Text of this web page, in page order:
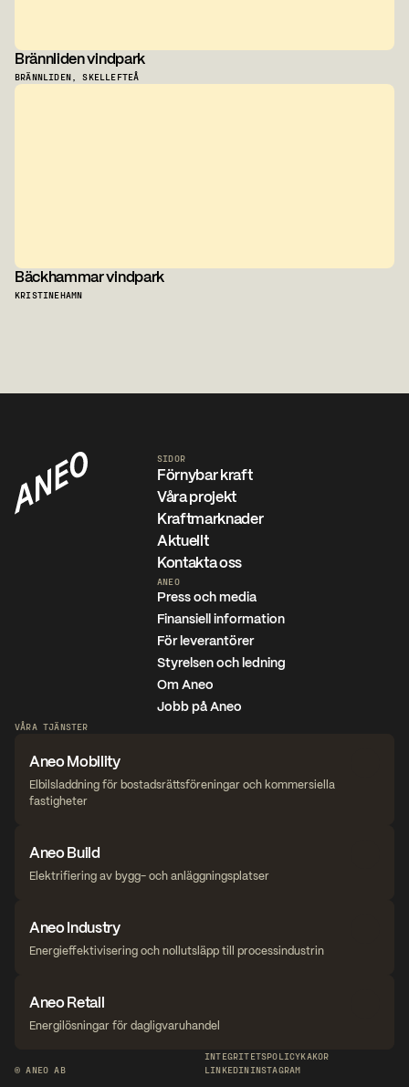
Brännliden vindpark
BRÄNNLIDEN, SKELLEFTEÅ
Bäckhammar vindpark
KRISTINEHAMN
SIDOR
Förnybar kraft
Våra projekt
Kraftmarknader
Aktuellt
Kontakta oss
ANEO
Press och media
Finansiell information
För leverantörer
Styrelsen och ledning
Om Aneo
Jobb på Aneo
VÅRA TJÄNSTER
Aneo Mobility
Elbilsladdning för bostadsrättsföreningar och kommersiella
fastigheter
Aneo Build
Elektrifiering av bygg- och anläggningsplatser
Aneo Industry
Energieffektivisering och nollutsläpp till processindustrin
Aneo Retail
Energilösningar för dagligvaruhandel
© ANEO AB
INTEGRITETSPOLICYKAKOR
LINKEDININSTAGRAM